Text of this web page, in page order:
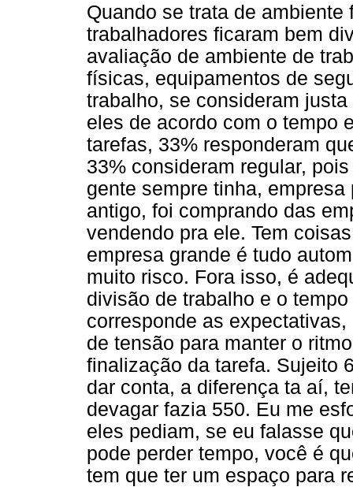
Quando se trata de
trabalhadores ficaram bem
avaliação de ambiente de
físicas, equipamentos de
trabalho, se consideram
eles de acordo com o tempo
tarefas, 33% responderam
33% consideram regular,
gente sempre tinha,
antigo, foi comprando das
vendendo pra ele. Tem
empresa grande é tudo
muito risco. Fora isso, é
divisão de trabalho e o
corresponde as
de tensão para manter o
finalização da tarefa. Sujeito
dar conta, a diferença ta aí,
devagar fazia 550. Eu me
eles pediam, se eu falasse
pode perder tempo, você é
tem que ter um espaço para